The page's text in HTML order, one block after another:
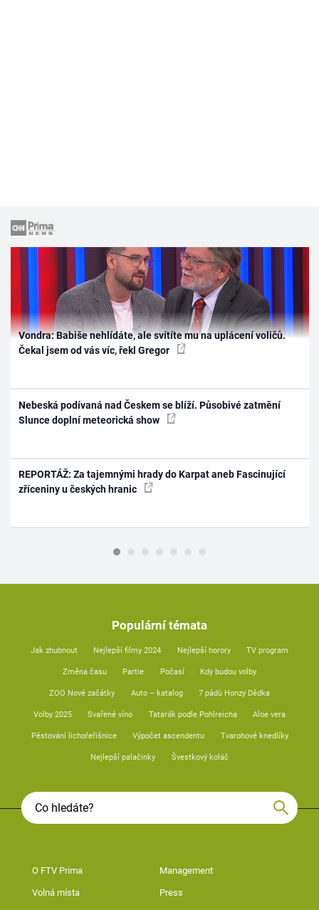
Vondra: Babiše nehlídáte, ale svítíte mu na uplácení voličů.
Čekal jsem od vás víc, řekl Gregor
Nebeská podívaná nad Českem se blíží. Působivé zatmění
Slunce doplní meteorická show
REPORTÁŽ: Za tajemnými hrady do Karpat aneb Fascinující
zříceniny u českých hranic
Populární témata
Jak zhubnout Nejlepší filmy 2024 Nejlepší horory TV program
Změna času Partie Počasí Kdy budou volby
ZOO Nové začátky Auto – katalog 7 pádů Honzy Dědka
Volby 2025 Svařené víno Tatarák podle Pohlreicha Aloe vera
Pěstování lichořeřišnice Výpočet ascendentu Tvarohové knedlíky
Nejlepší palačinky Švestkový koláč
O FTV Prima Management
Volná místa Press